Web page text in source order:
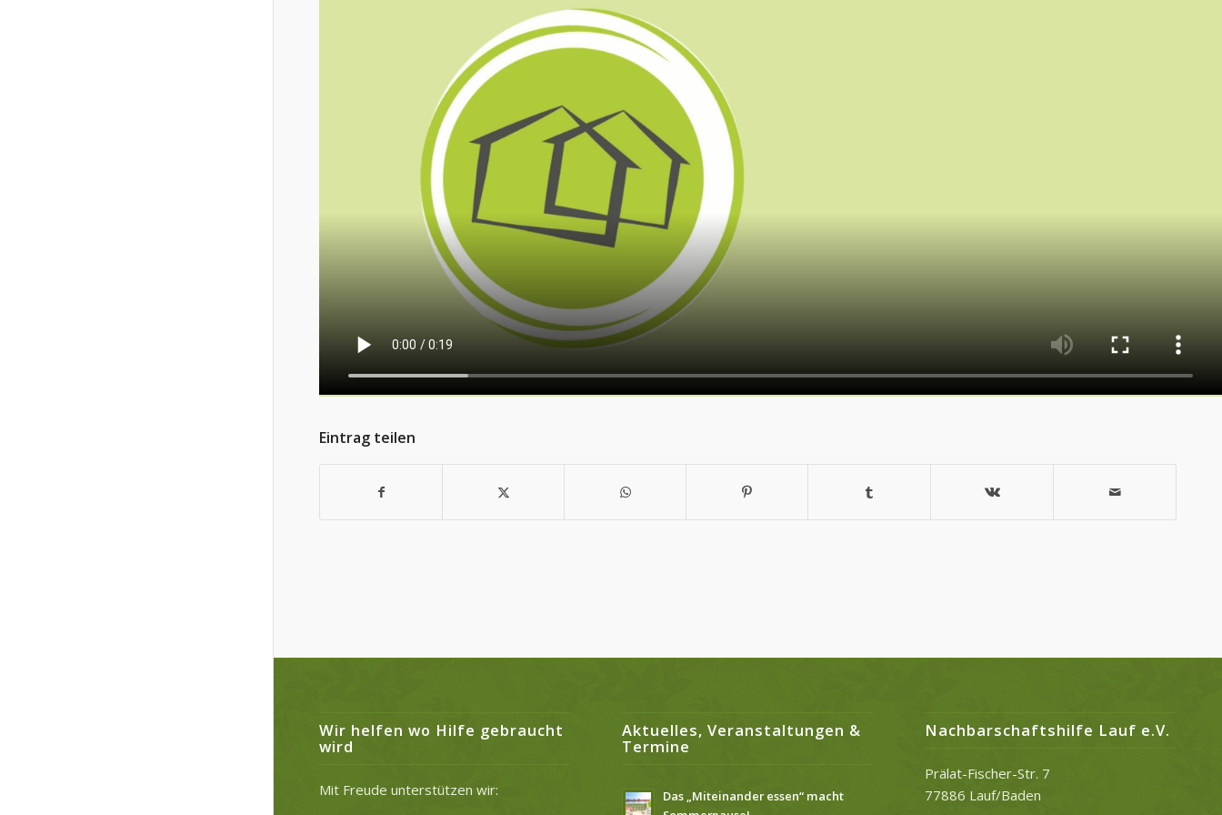
Eintrag teilen
Wir helfen wo Hilfe gebraucht
wird
Mit Freude unterstützen wir:
Aktuelles, Veranstaltungen &
Termine
Das „Miteinander essen“ macht
Nachbarschaftshilfe Lauf e.V.
Prälat-Fischer-Str. 7
77886 Lauf/Baden